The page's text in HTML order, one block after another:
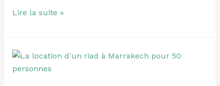
Lire la suite »
Riad
à